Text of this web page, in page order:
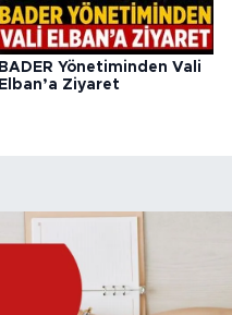
BADER Yönetiminden Vali
Elban’a Ziyaret